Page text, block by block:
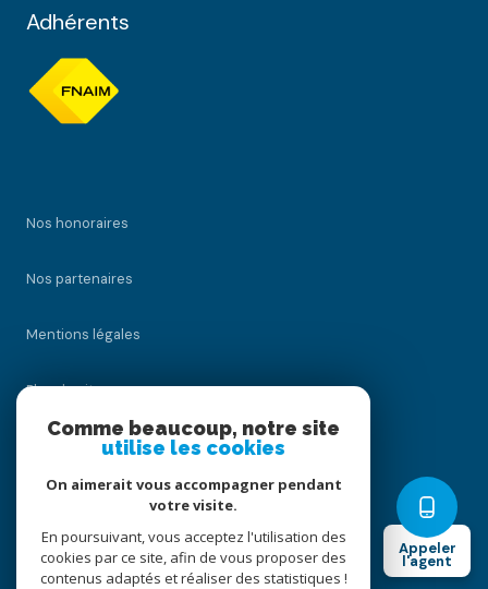
Appeler
l'agent
Adhérents
Nos honoraires
Nos partenaires
Mentions légales
Plan du site
Cookies
Comme beaucoup, notre site
utilise les cookies
On aimerait vous accompagner pendant
votre visite.
En poursuivant, vous acceptez l'utilisation des
cookies par ce site, afin de vous proposer des
contenus adaptés et réaliser des statistiques !